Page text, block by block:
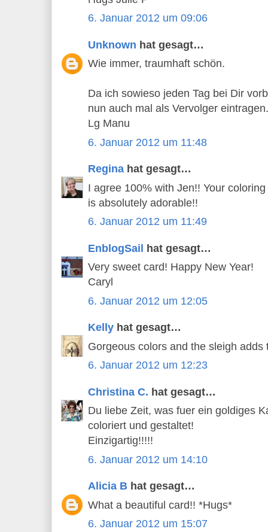
6. Januar 2012 um 09:06
Unknown hat gesagt…
Wie immer, traumhaft schön.
Da ich sowieso jeden Tag bei Dir
nun auch mal als Vervolger eintragen.
Lg Manu
6. Januar 2012 um 11:48
Regina hat gesagt…
I agree 100% with Jen!! Your
is absolutely adorable!!
6. Januar 2012 um 11:49
EnblogSail hat gesagt…
Very sweet card! Happy New Year!
Caryl
6. Januar 2012 um 12:05
Kelly hat gesagt…
Gorgeous colors and the sleigh adds
6. Januar 2012 um 12:23
Christina C. hat gesagt…
Du liebe Zeit, was fuer ein goldiges
coloriert und gestaltet!
Einzigartig!!!!!
6. Januar 2012 um 14:10
Alicia B hat gesagt…
What a beautiful card!! *Hugs*
6. Januar 2012 um 15:07